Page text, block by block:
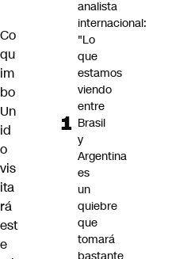
Co
qu
im
bo
Un
id
o
vis
ita
rá
est
e
analista
internacional:
"Lo
que
estamos
viendo
entre
Brasil
y
Argentina
es
un
quiebre
que
tomará
bastante